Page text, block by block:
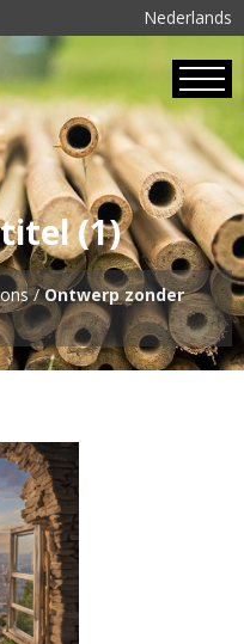
Nederlands
(1)
/Ontwerp zonder